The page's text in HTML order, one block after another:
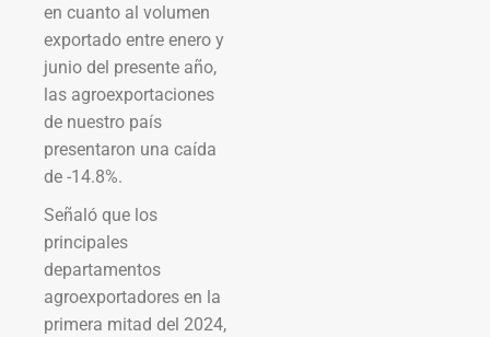
en cuanto al volumen
exportado entre enero y
junio del presente año,
las agroexportaciones
de nuestro país
presentaron una caída
de -14.8%.
Señaló que los
principales
departamentos
agroexportadores en la
primera mitad del 2024,